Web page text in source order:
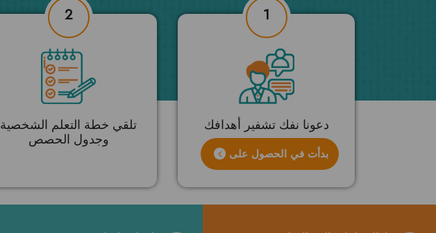
1
دعونا نفك تشفير أهدافك
بدأت في الحصول على
2
تلقي خطة التعلم الشخصية
وجدول الحصص